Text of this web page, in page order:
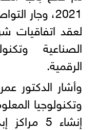
2021، وجار
لعقد اتفاقيات
الصناعية
الرقمية.
وأشار الدكتور
وتكنولوجيا
إنشاء 5